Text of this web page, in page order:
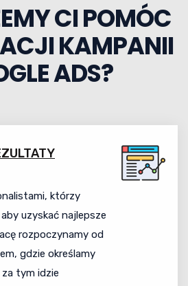
CI POMÓC
KAMPANII
ADS?
którzy
uzyskać najlepsze
rozpoczynamy od
gdzie określamy
za tym idzie